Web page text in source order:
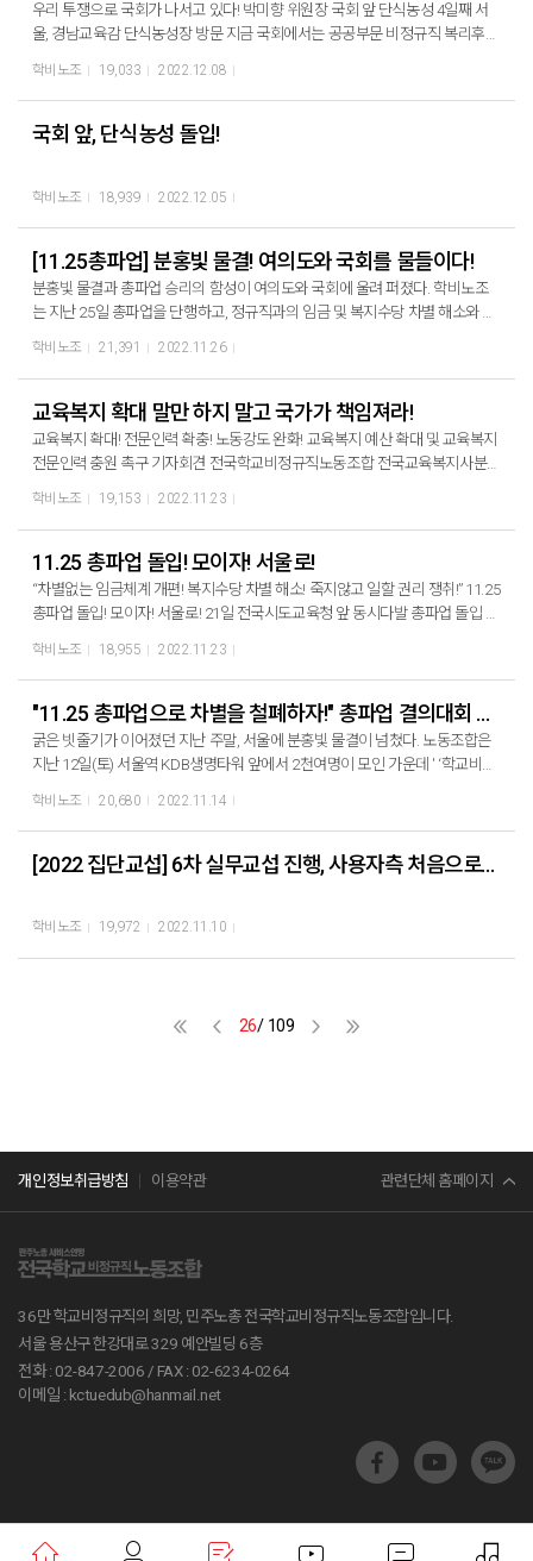
우리 투쟁으로 국회가 나서고 있다! 박미향 위원장 국회 앞 단식농성 4일째 서
울, 경남교육감 단식농성장 방문 지금 국회에서는 공공부문 비정규직 복리후생
진행되고 있다. 지난 11.25 총파업과 국회 투쟁의 성과로 국회각 직접 나서고
있다. 오늘(8일) 오전에 국회를 방문한 전국시도교육감협의회 회장인 조희연
서울육감과 박정훈 경남교육감은 단식농성장에 방문해 박미향 위원장을 만났
민주당은 서울교육감과 경북교육감이 참석한 가운데 "학교급식노동자 폐암 진
단 관련 정책제안서 전달식"을 갖고 전국시도교육감협의회를 통해 교육감들에
게 학교급식대책에 대한 대책 마련(건강검진 범위 확대, 환기시설 예산 편성, 범
정부 TF구성 등)을 촉구했다. 학교급식실 안전대책에 대한 안건, 전국시도교육
감협의회 총회 상정계획 이후 전국시도교육감협의회는 학교급식실 안전대책
에 대한 안건을 총회에 상정해 전체 시도교육청에서 시행하도록 할 계획이다.
교육당국을 압박하는 주문이 국회와 정치권에서 나오고 있다. 모두 우리 투쟁
말 총력투쟁과 방중 투쟁으로 교육청으로부터 임금체계 개편과 배치기준 하향
의 실질적인 로드맵을 받아내자! 조합원들과 함께 2022년 집단임금교섭 승리
하자!
학비노조 19,033 2022.12.08
국회 앞, 단식농성 돌입!
학비노조 18,939 2022.12.05
[11.25총파업] 분홍빛 물결! 여의도와 국회를 물들이다!
분홍빛 물결과 총파업 승리의 함성이 여의도와 국회에 울려 퍼졌다. 학비노조
는 지난 25일 총파업을 단행하고, 정규직과의 임금 및 복지수당 차별 해소와 급
서울 여의대로에서 '전국학교비정규직노동자 총파업대회'를 열였다. 박미향 위
원장은 대회사에서 “지난 코로나 2년 동안 학교 비정규직 노동자들은 공포와
차별로, 상대적 박탈감으로 숨 죽이면서 학교를 지켜왔다. 정권이 바뀌어도 노
동이 없는 세상, 노동자의 미래가 없는 세상에 우리는 살고 있다”며 “노동자들
이, 학교 급식 노동자들이 죽어나가고 있는 야만의 시대를 우리는 살아가고 있
채운 학비노조 조합원들을 향해 박 위원장은 “고맙고 자랑스럽다”며 집단임금
교섭 등 “2022년 하반기 투쟁을 승리로 이끌어나갈 것”이라고 각오를 다졌다.
이 날 총파업대회는 1천여명의 조합원들이 '꿈을 꾼다'라는 대합창을 선보이며
우리가 행복한 학교, 안전한 학교를 만들겠다는 의지를 합창을 통해 보여줬다.
총파업대회 이후, 공공부문 비정규직노동자들과 함께 '이대로 살 수 없다! 공공
부문비정규직 총파업대회'에 함께 했다. 이후, 국회까지 행진하며 학교비정규
직 차별 철폐와 학교급식실 폐암·산재 종합대책 마련을 위한 예산편성을 요구
학비노조 21,391 2022.11.26
교육복지 확대 말만 하지 말고 국가가 책임져라!
교육복지 확대! 전문인력 확충! 노동강도 완화! 교육복지 예산 확대 및 교육복지
전문인력 충원 촉구 기자회견 전국학교비정규직노동조합 전국교육복지사분과
구하는 기자회견을 진행했다. 현장 발언으로 경기지부 교육복지사분과 조은정
준비위원장은 “코로나 19 이후 학교는 복지사각지대 발굴과 지원의 현장”이 되
었다고 말했다. 이어 코로나로 학교가 문을 닫아도 직접 가정방문하여 취약계
층학생들을 만나 보살피고 지원하는 것이 교육복지사의 역할이며, “감염병 이
외에도 재난은 언제든 발생할 수 있”기 때문에 교육복지우선지원사업의 확대와
남지부 교육복지사분과 박현희 분과장은 “아이들은 줄어도 대상학생수는 줄지
않고 도움의 손길은 더 많이 필요한 상황”이라며 복지사각지대가 오히려 증가
하고 있다고 말했다. 인천 라면형제 사건이나 세모녀 사건처럼 사건이 발생하
고 그것을 봉합하는 것이 아니라 제대로 된 지역, 제대로 된 사업을 통해 아이들
을 성장할 수 있게 하려면 교육복지우선지원사업 예산을 확대하고 교육복지사
를 모든 학교에 배치해야 한다고 밝혔다. 복지사각지대가 오히려 증가, 교육복
지 전문인력의 확대가 절실 모든 학교에 교육복지사 배치해야 학비노조 인천지
에 달한다 ”며, 무엇보다 “직무 특성상 감정노동이 필수적이기 때문에 사례학생
를 촉구했다. 학비노조 유정민 사무처장은 “코로나가 휩쓸고 간 2년이 취약계
층에 있는 아이들에게는 100년과도 같은 너무도 긴 시간”이라며 코로나와 같은
고 있는 정부가, 교육부가, 17개 시도교육청, 그리고 국회가 나서서 비정규직 차
학비노조 19,153 2022.11.23
11.25 총파업 돌입! 모이자! 서울로!
“차별없는 임금체계 개편! 복지수당 차별 해소! 죽지않고 일할 권리 쟁취!” 11.25
총파업 돌입! 모이자! 서울로! 21일 전국시도교육청 앞 동시다발 총파업 돌입 기
엔 사실상 무대책 전국학교비정규직노동조합 등 전국학교비정규직연대회의는
오늘(22일) 민주노총 중회의실에서 기자회견을 열고 11월 25일 총파업 돌입을
선포했다. 학비노조 박미향 위원장은 “친환경 무상급식이 위험하다.”며 “급식노
동자들이 아프고 죽어 나고 있다. 이런 환경에서는 더 이상 일 할 수 없다.”고 밝
혔다. 이어 폐암 임시검강검진 중간결과가 폐이상소견자가 20~30%에 달한다
이들도 더 건강한 학교급식을 위한 총파업”이라며 “급식노동자를 살리는 투
쟁”에 함께 해줄것을 요청했다. 전국학교비정규직연대회의는 기자회견문을 통
해 ▲학교급식실 폐암 등 심각한 중대재해에 대한 종합대책 마련 ▲학교비정
규직 노동자의 정당한 평가에 근거 한 합리적인 임금체계 개편 ▲ 직무와 무관
도 어제(21일) 동시다발로 기자회견을 열고 11.25총파업에 나설 것을 선포했
학비노조 18,955 2022.11.23
"11.25 총파업으로 차별을 철폐하자!" 총파업 결의대회 열어
굵은 빗줄기가 이어졌던 지난 주말, 서울에 분홍빛 물결이 넘쳤다. 노동조합은
지난 12일(토) 서울역 KDB생명타워 앞에서 2천여명이 모인 가운데 ' ‘학교비정
없는 임금체계 개편하라! 학교비정규직 복지차별 해소하라! 죽지 않고 일하고
싶다! 급식실 배치기준 하향하라! 대회선포에 나선 황호순 전남지부장과 박영
미 서울지부 서부지회장, 김모선 전국전문상담사 분과장, 김향란 충북지부 청
의문을 통해 "비정규직이 없어지지 않는 한 우리의 투쟁은 멈추지 않는다"라며
"20만 학교비정규직노동자들이 우리들의 노동에 대한 정당한 대우를 하지 않
리도 교육을 이끌어가는 당당한 주체임을 똑똑히 확인시켜 주자"며 총파업 승
주노총 전국노동자대회에 참가했다. 총파업 투쟁으로 집단임금교섭 승리하자!
학교비정규직 차별 방치하는 교육부와 교육감 규탄한다! 한편, 두차례의 본교
섭과 6차례에 걸친 실무교섭에도 교육부와 교육청은 노동조합의 요구안을 받
학비노조 20,680 2022.11.14
[2022 집단교섭] 6차 실무교섭 진행, 사용자측 처음으로 안 제시
학비노조 19,972 2022.11.10
26/ 109
개인정보취급방침 이용약관 관련단체 홈페이지
민주노총
전교조
진보당
학교알리미
36만 학교비정규직의 희망, 민주노총 전국학교비정규직노동조합입니다.
서울 용산구 한강대로 329 예안빌딩 6층
전화 : 02-847-2006 / FAX : 02-6234-0264
이메일 : kctuedub@hanmail.net